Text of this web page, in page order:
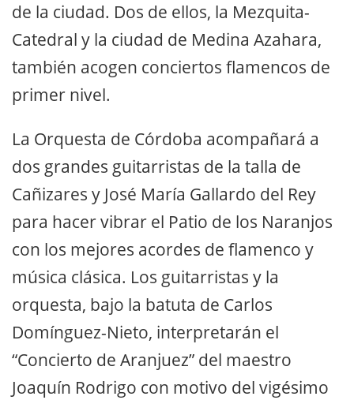
de la ciudad. Dos de ellos, la Mezquita-
Catedral y la ciudad de Medina Azahara,
también acogen conciertos flamencos de
primer nivel.
La Orquesta de Córdoba acompañará a
dos grandes guitarristas de la talla de
Cañizares y José María Gallardo del Rey
para hacer vibrar el Patio de los Naranjos
con los mejores acordes de flamenco y
música clásica. Los guitarristas y la
orquesta, bajo la batuta de Carlos
Domínguez-Nieto, interpretarán el
“Concierto de Aranjuez” del maestro
Joaquín Rodrigo con motivo del vigésimo